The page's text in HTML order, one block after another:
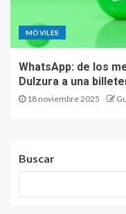
MÓVILES
WhatsApp: de los
Dulzura a una
18 noviembre 2025
Buscar